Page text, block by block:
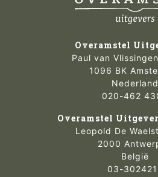
Overamstel
Paul van
1096 BK
Nederland
020-462
Overamstel
Leopold De
2000
België
03-